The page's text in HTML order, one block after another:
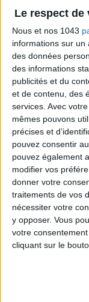
Le respect
Nous et nos 1043
informations sur un
des données
des informations
publicités et du
et de contenu, des
services. Avec
mêmes pouvons
précises et
pouvez consentir
pouvez également
modifier vos
donner votre
traitements de vos
nécessiter votre
y opposer. Vous
votre
cliquant sur le
ADOPT PARFUMS